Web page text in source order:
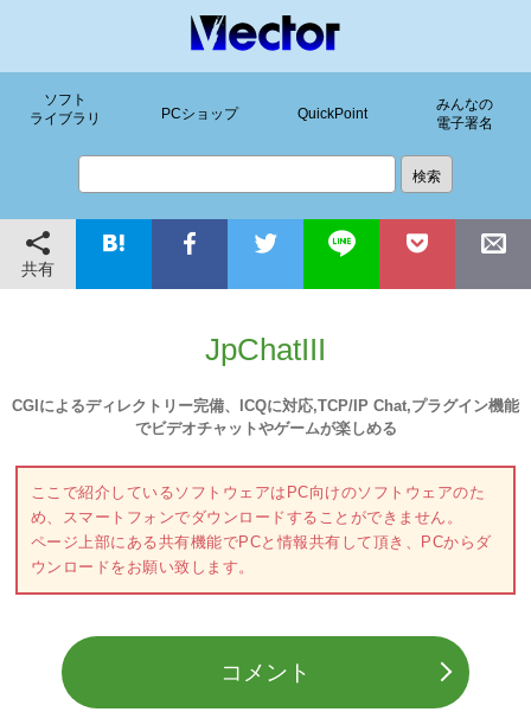
ソフト
ライブラリ
PCショップ QuickPoint
みんなの
電子署名
共有
JpChatIII
CGIによるディレクトリー完備、ICQに対応,TCP/IP Chat,プラグイン機能
でビデオチャットやゲームが楽しめる
ここで紹介しているソフトウェアはPC向けのソフトウェアのた
め、スマートフォンでダウンロードすることができません。
ページ上部にある共有機能でPCと情報共有して頂き、PCからダ
ウンロードをお願い致します。
コメント